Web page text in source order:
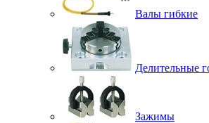
Валы гибкие
Делительные
Зажимы